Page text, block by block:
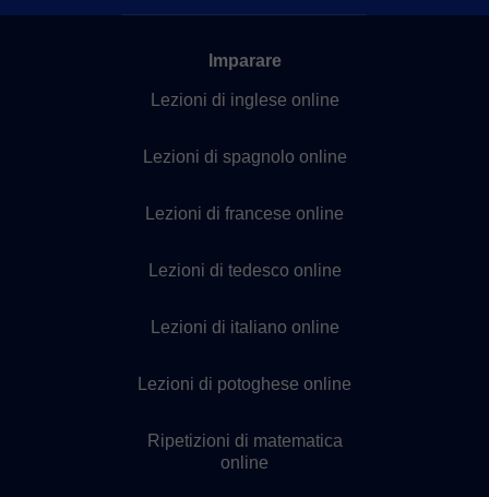
Imparare
Lezioni di inglese online
Lezioni di spagnolo online
Lezioni di francese online
Lezioni di tedesco online
Lezioni di italiano online
Lezioni di potoghese online
Ripetizioni di matematica
online